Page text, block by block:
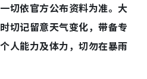
切依官方公布资料为准。大
切记留意天气变化，带备专
人能力及体力，切勿在暴雨